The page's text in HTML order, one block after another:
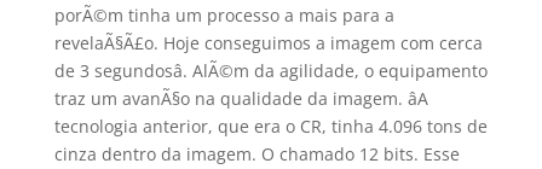
porÃ©m tinha um processo a mais para a
revelaÃ§Ã£o. Hoje conseguimos a imagem com cerca
de 3 segundosâ. AlÃ©m da agilidade, o equipamento
traz um avanÃ§o na qualidade da imagem. âA
tecnologia anterior, que era o CR, tinha 4.096 tons de
cinza dentro da imagem. O chamado 12 bits. Esse